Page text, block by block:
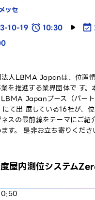
ッセ
10-19
10:30
法人LBMA Japanは、位置
を推進する業界団体で す。
LBMA Japanブース（パー
て出 展している16社が、
スの最前線をテーマにご紹
す。 是非お立ち寄りくださ
屋内測位システム